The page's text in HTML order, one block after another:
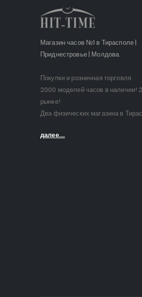
Магазин часов №1 в Тирасполе |
Приднестровье | Молдова.
Покупки и розничная торговля.
2000 моделей часов в наличии!
рынке!
Два физических магазина в
далее...